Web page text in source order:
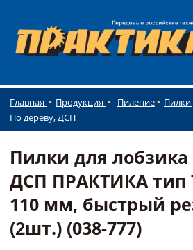
Главная Продукция Пиление
Пилки
По дереву, ДСП
Пилки для лобзика
ДСП ПРАКТИКА тип
110 мм, быстрый
(2шт.) (038-777)